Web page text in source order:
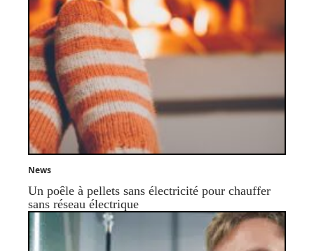
News
Un poêle à pellets sans électricité pour chauffer
sans réseau électrique